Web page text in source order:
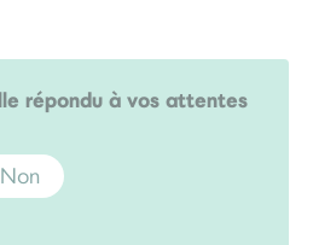
répondu à vos attentes
Non